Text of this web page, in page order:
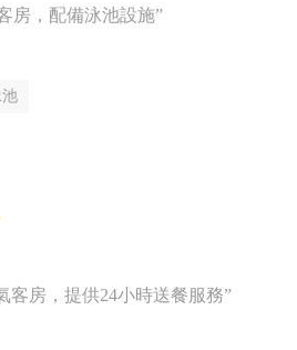
房，配備泳池設施”
客房，提供24小時送餐服務”